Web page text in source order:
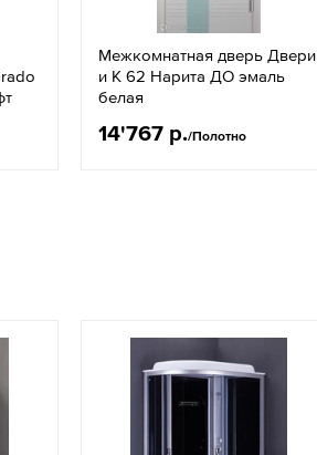
Межкомнатная дверь Двери
и К 62 Нарита ДО эмаль
белая
14'767 р./Полотно